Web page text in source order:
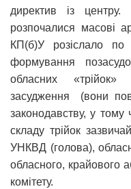
директив із
розпочалися масові
КП(б)У розіслало
формування
обласних
засудження (вони
законодавству, у тому
складу трійок
УНКВД (голова),
обласного, крайового
комітету.